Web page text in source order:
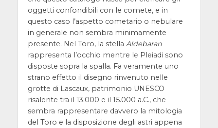
oggetti confondibili con le comete, e in
questo caso l’aspetto cometario o nebulare
in generale non sembra minimamente
presente. Nel Toro, la stella Aldebaran
rappresenta l’occhio mentre le Pleiadi sono
disposte sopra la spalla. Fa veramente uno
strano effetto il disegno rinvenuto nelle
grotte di Lascaux, patrimonio UNESCO
risalente tra il 13.000 e il 15.000 a.C., che
sembra rappresentare davvero la mitologia
del Toro e la disposizione degli astri appena